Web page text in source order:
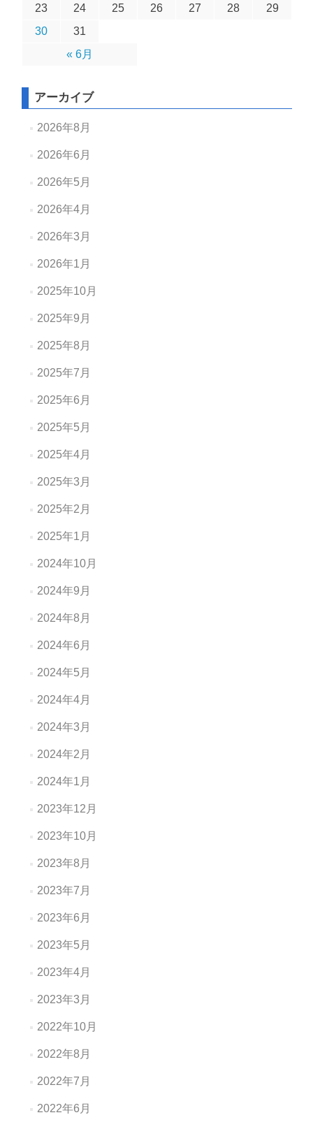
« 6月
23 24 25 26 27 28
29
30
31
アーカイブ
2026年8月
2026年6月
2026年5月
2026年4月
2026年3月
2026年1月
2025年10月
2025年9月
2025年8月
2025年7月
2025年6月
2025年5月
2025年4月
2025年3月
2025年2月
2025年1月
2024年10月
2024年9月
2024年8月
2024年6月
2024年5月
2024年4月
2024年3月
2024年2月
2024年1月
2023年12月
2023年10月
2023年8月
2023年7月
2023年6月
2023年5月
2023年4月
2023年3月
2022年10月
2022年8月
2022年7月
2022年6月